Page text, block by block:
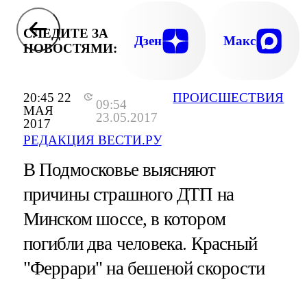
20:45 22
МАЯ
2017
09:54
23.05.2017
РЕДАКЦИЯ ВЕСТИ.РУ
ПРОИСШЕСТВИЯ
СЛЕДИТЕ ЗА
НОВОСТЯМИ:
Дзен Макс
В Подмосковье выясняют
причины страшного ДТП на
Минском шоссе, в котором
погибли два человека. Красный
"Феррари" на бешеной скорости